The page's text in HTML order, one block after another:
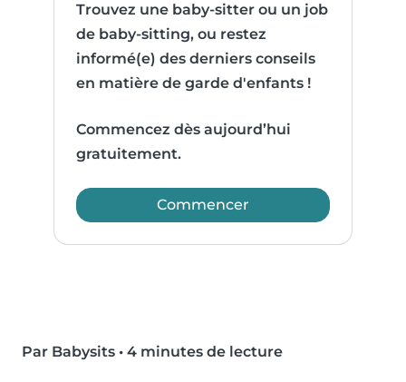
Trouvez une baby-sitter ou un job
de baby-sitting, ou restez
informé(e) des derniers conseils
en matière de garde d'enfants !
Commencez dès aujourd’hui
gratuitement.
Commencer
Par Babysits • 4 minutes de lecture